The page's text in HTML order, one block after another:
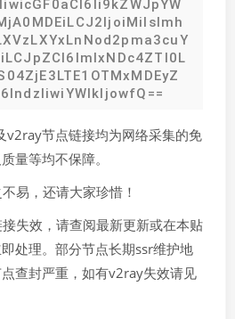
v2ray节点链接均为网络采集的免
量等均不保障。
易，还请大家珍惜！
失效，请查阅最新更新或在本贴
处理。部分节点长期ssr维护地
查封严重，如有v2ray失效请见